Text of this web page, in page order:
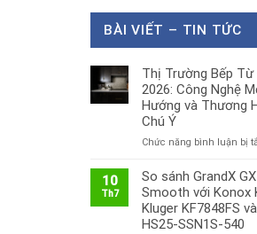
BÀI VIẾT – TIN TỨC
Thị Trường Bếp Từ
2026: Công Nghệ
Hướng và Thương
Chú Ý
Chức năng bình luận bị
10
Th7
So sánh GrandX
Smooth với Konox
Kluger KF7848FS
HS25-SSN1S-540